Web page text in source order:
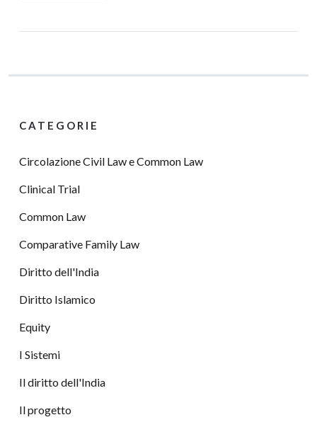
CATEGORIE
Circolazione Civil Law e Common Law
Clinical Trial
Common Law
Comparative Family Law
Diritto dell'India
Diritto Islamico
Equity
I Sistemi
Il diritto dell'India
Il progetto